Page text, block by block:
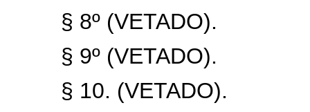
§ 8º (VETADO).
§ 9º (VETADO).
§ 10. (VETADO).